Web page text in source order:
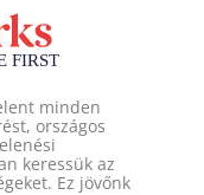
minden
országos
keressük az
Ez jövőnk